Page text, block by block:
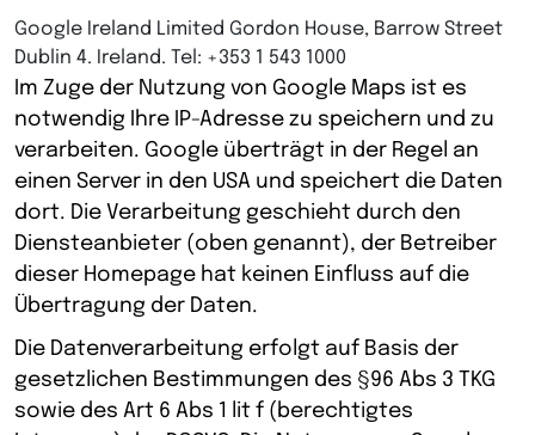
Google Ireland Limited Gordon House, Barrow Street
Dublin 4. Ireland. Tel: +353 1 543 1000
Im Zuge der Nutzung von Google Maps ist es
notwendig Ihre IP-Adresse zu speichern und zu
verarbeiten. Google überträgt in der Regel an
einen Server in den USA und speichert die Daten
dort. Die Verarbeitung geschieht durch den
Diensteanbieter (oben genannt), der Betreiber
dieser Homepage hat keinen Einfluss auf die
Übertragung der Daten.
Die Datenverarbeitung erfolgt auf Basis der
gesetzlichen Bestimmungen des §96 Abs 3 TKG
sowie des Art 6 Abs 1 lit f (berechtigtes